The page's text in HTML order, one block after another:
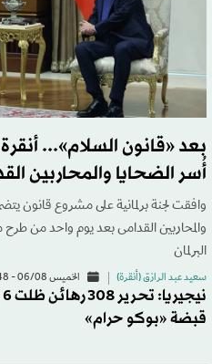
بعد «قانون السلام»...
أُسر الضحايا والمحاربين
وافقت لجنة برلمانية على مشروع قانون
والمحاربين القدامى بعد يوم واحد من
البرلمان
سعيد عبد الرازق (أنقرة) الخميس 06/08 - 16:48
قبضة «بوكو حرام»